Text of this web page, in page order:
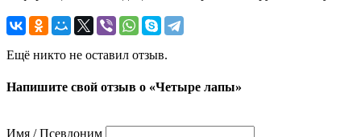
Ещё никто не оставил отзыв.
Напишите свой отзыв о «Четыре лапы»
Имя / Псевдоним